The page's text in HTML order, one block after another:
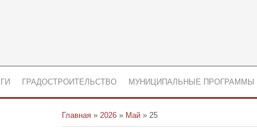
ГРАДОСТРОИТЕЛЬСТВО МУНИЦИПАЛЬНЫЕ ПРОГРАММЫ
Главная » 2026 » Май » 25